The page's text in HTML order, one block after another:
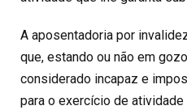
A aposentadoria por
que, estando ou não em
considerado incapaz e
para o exercício de atividade